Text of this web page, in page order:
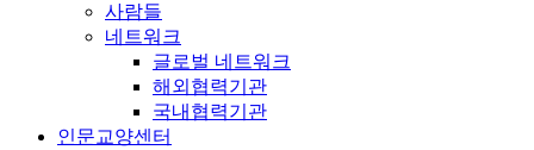
사람들
네트워크
글로벌 네트워크
해외협력기관
국내협력기관
인문교양센터